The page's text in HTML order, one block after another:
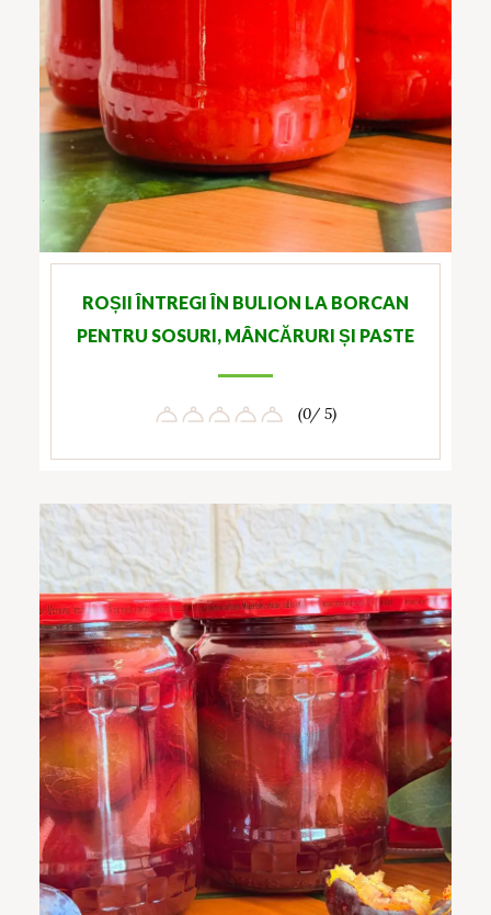
ROȘII ÎNTREGI ÎN BULION LA BORCAN
PENTRU SOSURI, MÂNCĂRURI ȘI PASTE
(0/ 5)